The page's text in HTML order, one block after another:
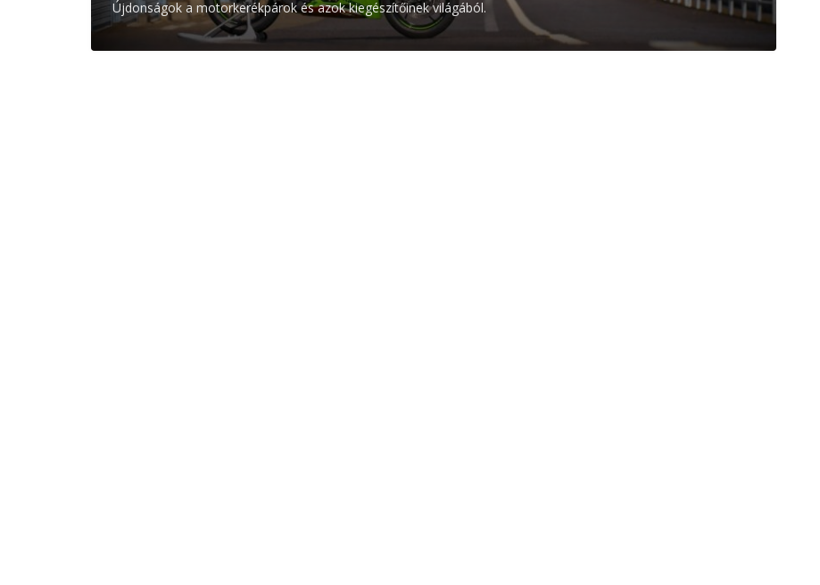
Újdonságok a motorkerékpárok és azok kiegészítőinek világából.